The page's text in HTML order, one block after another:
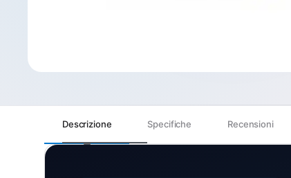
Descrizione Specifiche Recensioni